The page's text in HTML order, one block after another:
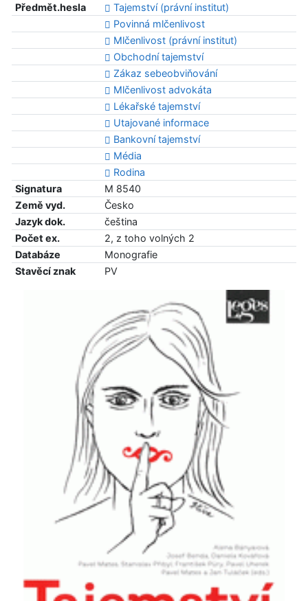
Předmět.hesla
Tajemství (právní institut)
Povinná mlčenlivost
Mlčenlivost (právní institut)
Obchodní tajemství
Zákaz sebeobviňování
Mlčenlivost advokáta
Lékařské tajemství
Utajované informace
Bankovní tajemství
Média
Rodina
Signatura
M 8540
Země vyd.
Česko
Jazyk dok.
čeština
Počet ex.
2, z toho volných 2
Databáze
Monografie
Stavěcí znak
PV